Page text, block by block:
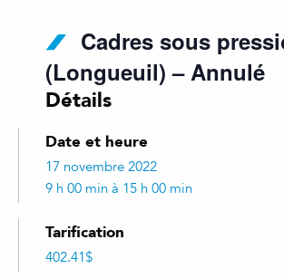
Cadres sous
(Longueuil) – Annulé
Détails
Date et heure
17 novembre 2022
9 h 00 min à 15 h 00 min
Tarification
402.41$